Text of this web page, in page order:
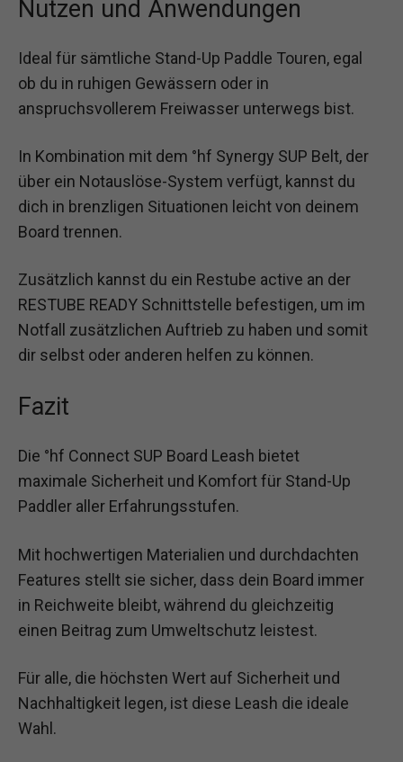
Nutzen und Anwendungen
Ideal für sämtliche Stand-Up Paddle Touren, egal
ob du in ruhigen Gewässern oder in
anspruchsvollerem Freiwasser unterwegs bist.
In Kombination mit dem °hf Synergy SUP Belt, der
über ein Notauslöse-System verfügt, kannst du
dich in brenzligen Situationen leicht von deinem
Board trennen.
Zusätzlich kannst du ein Restube active an der
RESTUBE READY Schnittstelle befestigen, um im
Notfall zusätzlichen Auftrieb zu haben und somit
dir selbst oder anderen helfen zu können.
Fazit
Die °hf Connect SUP Board Leash bietet
maximale Sicherheit und Komfort für Stand-Up
Paddler aller Erfahrungsstufen.
Mit hochwertigen Materialien und durchdachten
Features stellt sie sicher, dass dein Board immer
in Reichweite bleibt, während du gleichzeitig
einen Beitrag zum Umweltschutz leistest.
Für alle, die höchsten Wert auf Sicherheit und
Nachhaltigkeit legen, ist diese Leash die ideale
Wahl.